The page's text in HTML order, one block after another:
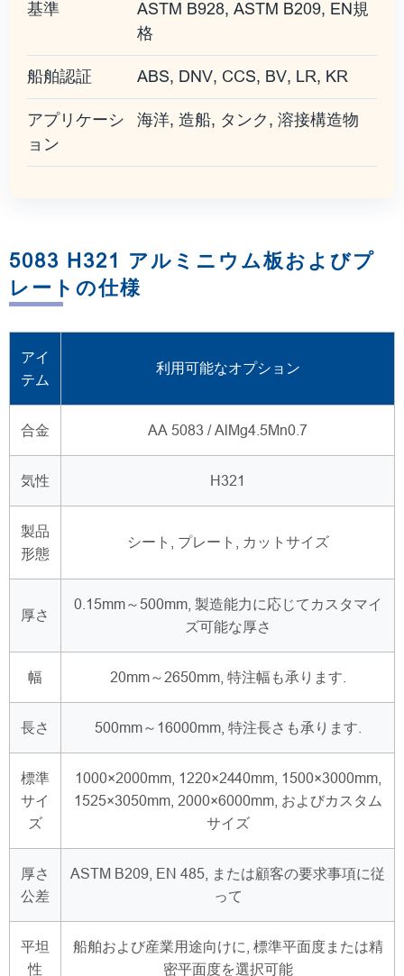
基準
ASTM B928, ASTM B209, EN規
格
船舶認証 ABS, DNV, CCS, BV, LR, KR
アプリケーシ
ョン
海洋, 造船, タンク, 溶接構造物
5083 H321 アルミニウム板およびプ
レートの仕様
アイ
テム
利用可能なオプション
合金 AA 5083 / AlMg4.5Mn0.7
気性 H321
製品
形態
シート, プレート, カットサイズ
厚さ
0.15mm～500mm, 製造能力に応じてカスタマイ
ズ可能な厚さ
幅 20mm～2650mm, 特注幅も承ります.
長さ 500mm～16000mm, 特注長さも承ります.
標準
サイ
ズ
1000×2000mm, 1220×2440mm, 1500×3000mm,
1525×3050mm, 2000×6000mm, およびカスタム
サイズ
厚さ
公差
ASTM B209, EN 485, または顧客の要求事項に従
って
平坦
性
船舶および産業用途向けに, 標準平面度または精
密平面度を選択可能